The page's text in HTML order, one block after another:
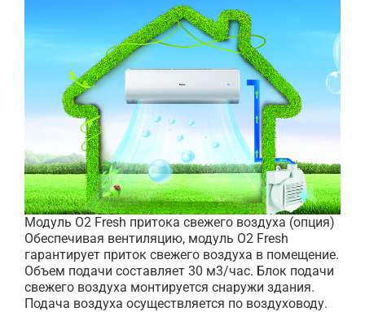
Модуль O2 Fresh притока свежего воздуха (опция)
Обеспечивая вентиляцию, модуль O2 Fresh
гарантирует приток свежего воздуха в помещение.
Объем подачи составляет 30 м3/час. Блок подачи
свежего воздуха монтируется снаружи здания.
Подача воздуха осуществляется по воздуховоду.